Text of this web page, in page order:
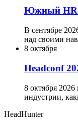
Южный HR-
В сентябре
над своими
8 октября
Headсonf
8 октября
индустрии,
HeadHunter